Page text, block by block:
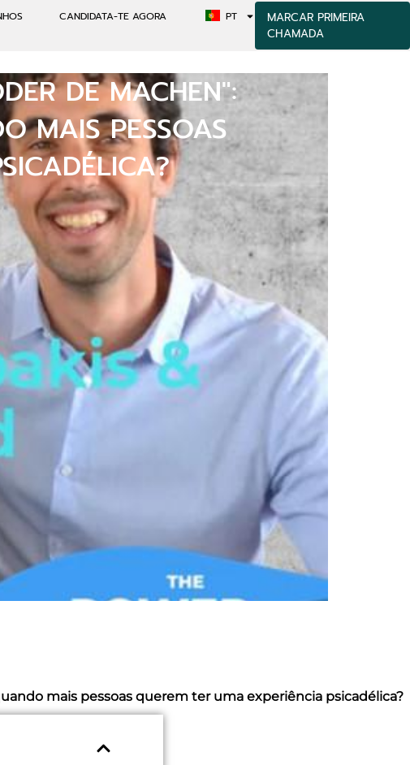
CANDIDATA-TE AGORA PT
MARCAR PRIMEIRA
CHAMADA
DE MACHEN":
MAIS PESSOAS
mais pessoas querem ter uma experiência psicadélica?